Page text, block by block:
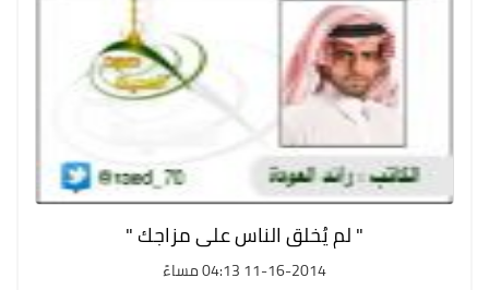
" لم يُخلق الناس على مزاجك "
11-16-2014 04:13 مساءً